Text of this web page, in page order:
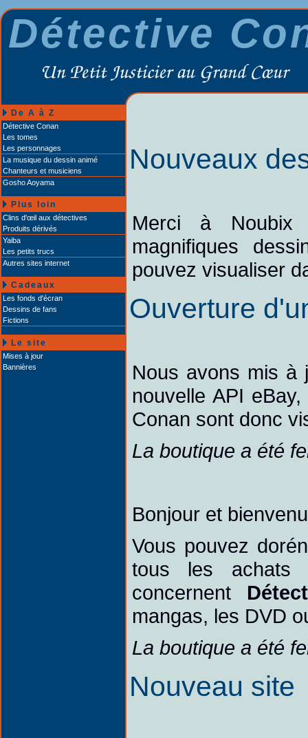
Détective
De A à Z
Détective Conan
Les tomes
Les personnages
La musique du dessin animé
Chanteurs et musiciens
Gosho Aoyama
Plus loin
Clins d'œil aux détectives
Produits dérivés
Yaiba
Les petits trucs
Autres sites internet
Cadeaux
Les fonds d'écran
Dessins de fans
Fictions
Le site
Mises à jour
Bannières
Nouveaux
Merci à
magnifiques
pouvez visualiser
Ouverture
Nous avons mis à
nouvelle API
Conan sont donc
La boutique a été
Bonjour et
Vous pouvez
tous les achats
concernent
mangas, les DVD
La boutique a été
Nouveau site